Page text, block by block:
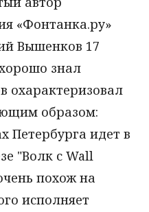
«Фонтанка.ру»
Вышенков 17
знал
охарактеризовал
образом:
Петербурга идет в
"Волк с Wall
похож на
исполняет